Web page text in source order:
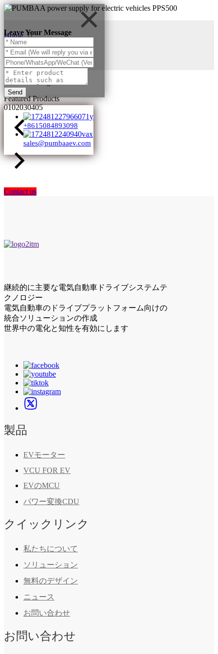
Leave Your Message
Send
+8615084893098
sales@pumbaaev.com
Home
Products
Products Categories
Featured Products
0102030405
Contact us
継続的に主要な電気自動車ドライブシステムテ
クノロジー
電気自動車のドライブプラットフォーム向けの
統合ソリューションの作成
世界中の電化と知性を有効にします
製品
EVモーター
VCU FOR EV
EVのMCU
パワー変換CDU
クイックリンク
私たちについて
ソリューション
無料のデザイン
ニュース
お問い合わせ
お問い合わせ